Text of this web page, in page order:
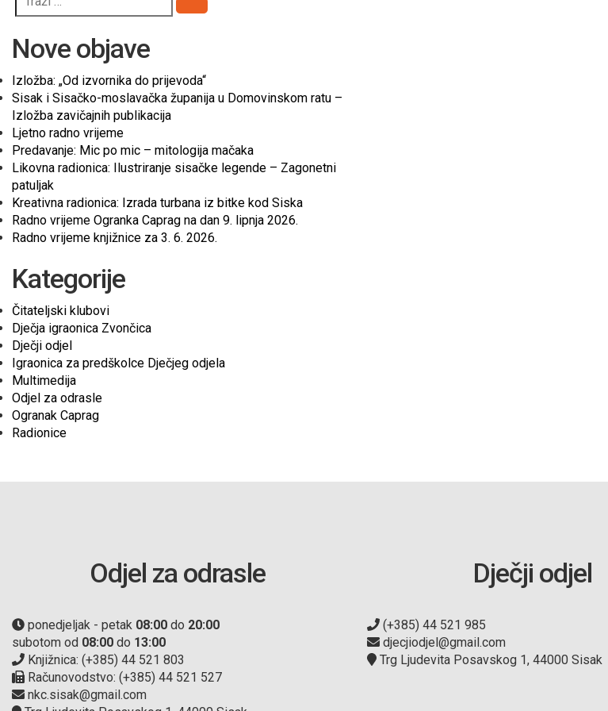
Pretraži
Nove objave
Izložba: „Od izvornika do prijevoda“
Sisak i Sisačko-moslavačka županija u Domovinskom ratu –
Izložba zavičajnih publikacija
Ljetno radno vrijeme
Predavanje: Mic po mic – mitologija mačaka
Likovna radionica: Ilustriranje sisačke legende – Zagonetni
patuljak
Kreativna radionica: Izrada turbana iz bitke kod Siska
Radno vrijeme Ogranka Caprag na dan 9. lipnja 2026.
Radno vrijeme knjižnice za 3. 6. 2026.
Kategorije
Čitateljski klubovi
Dječja igraonica Zvončica
Dječji odjel
Igraonica za predškolce Dječjeg odjela
Multimedija
Odjel za odrasle
Ogranak Caprag
Radionice
Odjel za odrasle
ponedjeljak - petak 08:00 do 20:00
subotom od 08:00 do 13:00
Knjižnica: (+385) 44 521 803
Računovodstvo: (+385) 44 521 527
nkc.sisak@gmail.com
Dječji odjel
(+385) 44 521 985
djecjiodjel@gmail.com
Trg Ljudevita Posavskog 1, 44000 Sisak